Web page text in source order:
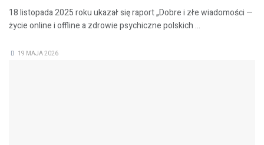
18 listopada 2025 roku ukazał się raport „Dobre i złe wiadomości —
życie online i offline a zdrowie psychiczne polskich ...
19 MAJA 2026